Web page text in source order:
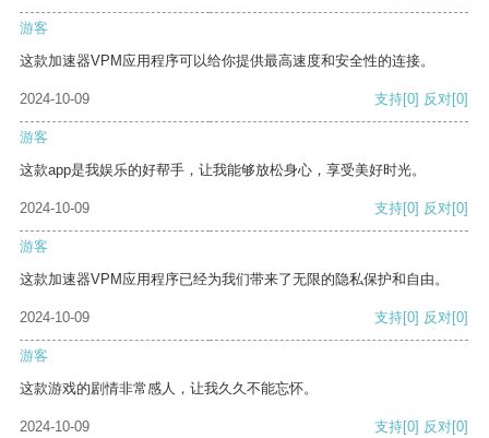
游客
这款加速器VPM应用程序可以给你提供最高速度和安全性的连接。
2024-10-09 支持[0] 反对[0]
游客
这款app是我娱乐的好帮手，让我能够放松身心，享受美好时光。
2024-10-09 支持[0] 反对[0]
游客
这款加速器VPM应用程序已经为我们带来了无限的隐私保护和自由。
2024-10-09 支持[0] 反对[0]
游客
这款游戏的剧情非常感人，让我久久不能忘怀。
2024-10-09 支持[0] 反对[0]